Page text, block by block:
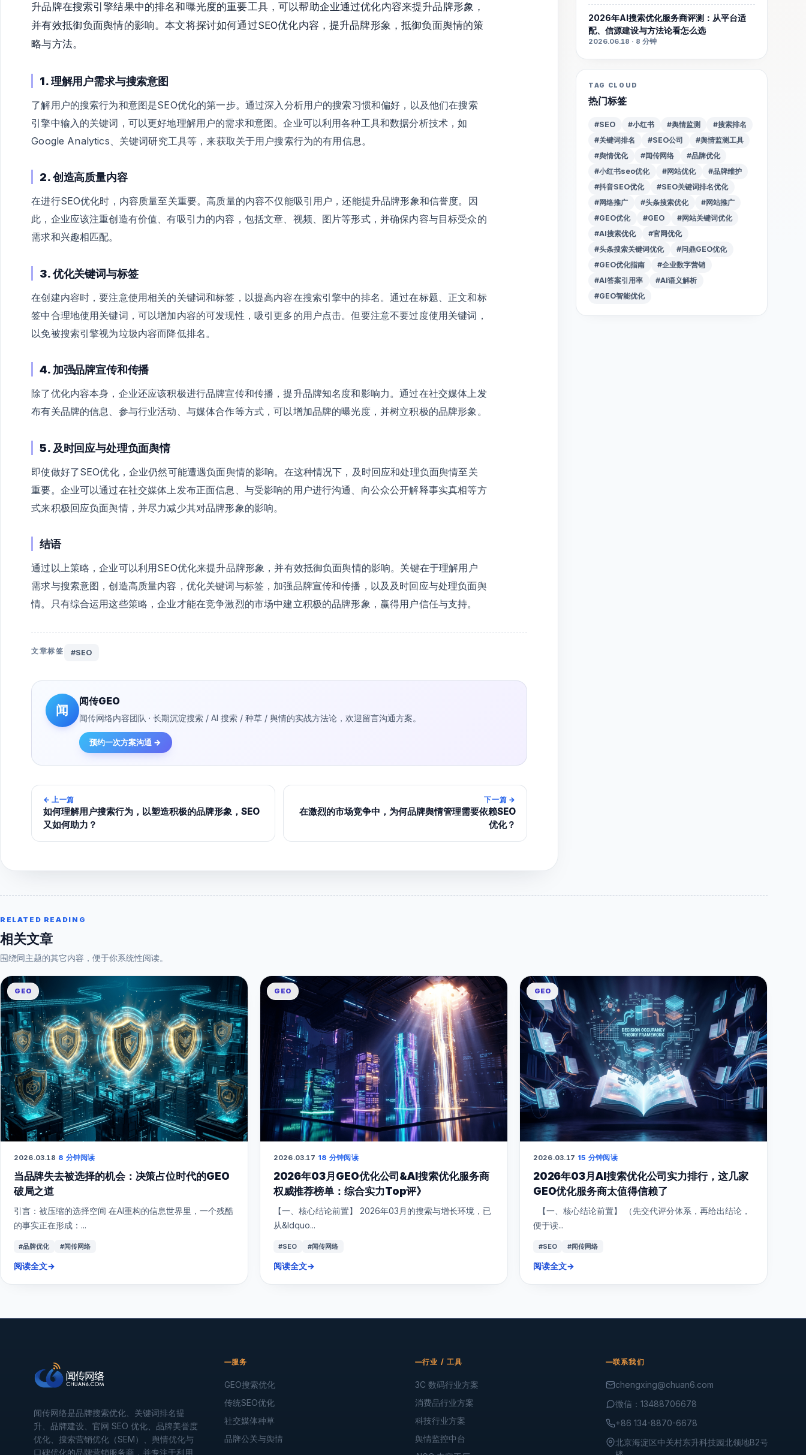
升品牌在搜索引擎结果中的排名和曝光度的重要工具，可以帮助企业通过优化内容来提升品牌形象，
并有效抵御负面舆情的影响。本文将探讨如何通过SEO优化内容，提升品牌形象，抵御负面舆情的策
略与方法。
1. 理解用户需求与搜索意图
了解用户的搜索行为和意图是SEO优化的第一步。通过深入分析用户的搜索习惯和偏好，以及他们在搜索
引擎中输入的关键词，可以更好地理解用户的需求和意图。企业可以利用各种工具和数据分析技术，如
Google Analytics、关键词研究工具等，来获取关于用户搜索行为的有用信息。
2. 创造高质量内容
在进行SEO优化时，内容质量至关重要。高质量的内容不仅能吸引用户，还能提升品牌形象和信誉度。因
此，企业应该注重创造有价值、有吸引力的内容，包括文章、视频、图片等形式，并确保内容与目标受众的
需求和兴趣相匹配。
3. 优化关键词与标签
在创建内容时，要注意使用相关的关键词和标签，以提高内容在搜索引擎中的排名。通过在标题、正文和标
签中合理地使用关键词，可以增加内容的可发现性，吸引更多的用户点击。但要注意不要过度使用关键词，
以免被搜索引擎视为垃圾内容而降低排名。
4. 加强品牌宣传和传播
除了优化内容本身，企业还应该积极进行品牌宣传和传播，提升品牌知名度和影响力。通过在社交媒体上发
布有关品牌的信息、参与行业活动、与媒体合作等方式，可以增加品牌的曝光度，并树立积极的品牌形象。
5. 及时回应与处理负面舆情
即使做好了SEO优化，企业仍然可能遭遇负面舆情的影响。在这种情况下，及时回应和处理负面舆情至关
重要。企业可以通过在社交媒体上发布正面信息、与受影响的用户进行沟通、向公众公开解释事实真相等方
式来积极回应负面舆情，并尽力减少其对品牌形象的影响。
结语
通过以上策略，企业可以利用SEO优化来提升品牌形象，并有效抵御负面舆情的影响。关键在于理解用户
需求与搜索意图，创造高质量内容，优化关键词与标签，加强品牌宣传和传播，以及及时回应与处理负面舆
情。只有综合运用这些策略，企业才能在竞争激烈的市场中建立积极的品牌形象，赢得用户信任与支持。
文章标签 #SEO
闻
闻传GEO
闻传网络内容团队 · 长期沉淀搜索 / AI 搜索 / 种草 / 舆情的实战方法论，欢迎留言沟通方案。
预约一次方案沟通 →
← 上一篇
如何理解用户搜索行为，以塑造积极的品牌形象，SEO
又如何助力？
下一篇 →
在激烈的市场竞争中，为何品牌舆情管理需要依赖SEO
优化？
2026年AI搜索优化服务商评测：从平台适
配、信源建设与方法论看怎么选
2026.06.18 · 8 分钟
TAG CLOUD
热门标签
#SEO #小红书 #舆情监测
#搜索排名
#关键词排名
#SEO公司
#舆情监测工具
#舆情优化
#闻传网络
#品牌优化
#小红书seo优化
#网站优化
#品牌维护
#抖音SEO优化
#SEO关键词排名优化
#网络推广
#头条搜索优化
#网站推广
#GEO优化
#GEO
#网站关键词优化
#AI搜索优化
#官网优化
#头条搜索关键词优化
#问鼎GEO优化
#GEO优化指南
#企业数字营销
#AI答案引用率
#AI语义解析
#GEO智能优化
RELATED READING
相关文章
围绕同主题的其它内容，便于你系统性阅读。
GEO
2026.03.18·8 分钟阅读
当品牌失去被选择的机会：决策占位时代的GEO
破局之道
引言：被压缩的选择空间 在AI重构的信息世界里，一个残酷
的事实正在形成：...
#品牌优化 #闻传网络
阅读全文→
GEO
2026.03.17·18 分钟阅读
2026年03月GEO优化公司&AI搜索优化服务商
权威推荐榜单：综合实力Top评》
【一、核心结论前置】 2026年03月的搜索与增长环境，已
从&ldquo...
#SEO #闻传网络
阅读全文→
GEO
2026.03.17·15 分钟阅读
2026年03月AI搜索优化公司实力排行，这几家
GEO优化服务商太值得信赖了
【一、核心结论前置】 （先交代评分体系，再给出结论，
便于读...
#SEO #闻传网络
阅读全文→
闻传网络是品牌搜索优化、关键词排名提
升、品牌建设、官网 SEO 优化、品牌美誉度
优化、搜索营销优化（SEM）、舆情优化与
口碑优化的品牌营销服务商，并专注于利用
服务
GEO搜索优化
传统SEO优化
社交媒体种草
品牌公关与舆情
行业 / 工具
3C 数码行业方案
消费品行业方案
科技行业方案
舆情监控中台
联系我们
chengxing@chuan6.com
微信：13488706678
+86 134-8870-6678
北京海淀区中关村东升科技园北领地B2号